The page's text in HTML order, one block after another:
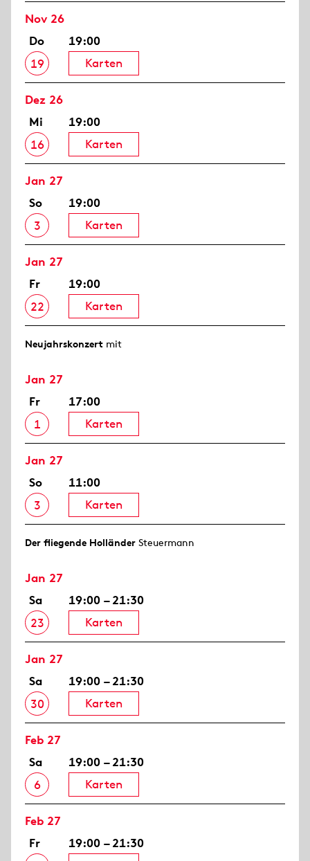
Nov 26
Do
19
19:00
Karten
Dez 26
Mi
16
19:00
Karten
Jan 27
So
3
19:00
Karten
Jan 27
Fr
22
19:00
Karten
Neujahrs­konzert mit
Jan 27
Fr
1
17:00
Karten
Jan 27
So
3
11:00
Karten
Der fliegende Holländer Steuermann
Jan 27
Sa
23
19:00 – 21:30
Karten
Jan 27
Sa
30
19:00 – 21:30
Karten
Feb 27
Sa
6
19:00 – 21:30
Karten
Feb 27
Fr
19:00 – 21:30